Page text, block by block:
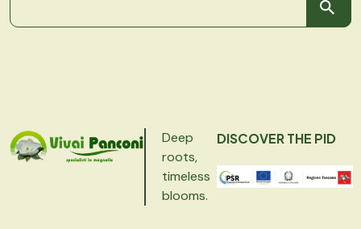
Deep
roots,
timeless
blooms.
DISCOVER THE PID